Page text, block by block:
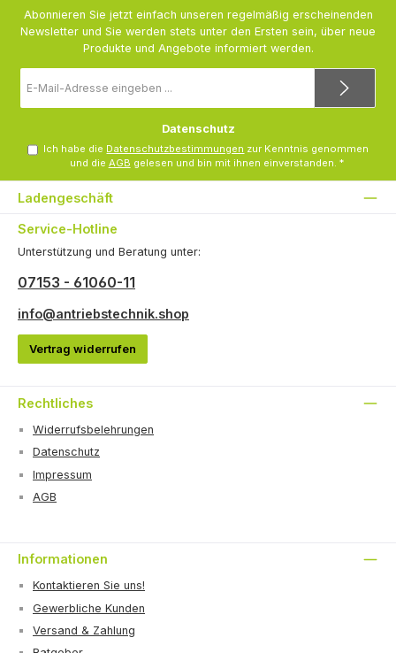
Abonnieren Sie jetzt einfach unseren regelmäßig erscheinenden
Newsletter und Sie werden stets unter den Ersten sein, über neue
Produkte und Angebote informiert werden.
Mail-
Adresse
Datenschutz
Ich habe die Datenschutzbestimmungen zur Kenntnis genommen
und die AGB gelesen und bin mit ihnen einverstanden. *
Ladengeschäft
Service-Hotline
Unterstützung und Beratung unter:
07153 - 61060-11
info@antriebstechnik.shop
Vertrag widerrufen
Rechtliches
Widerrufsbelehrungen
Datenschutz
Impressum
AGB
Informationen
Kontaktieren Sie uns!
Gewerbliche Kunden
Versand & Zahlung